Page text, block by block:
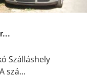
Szálláshely
szá...